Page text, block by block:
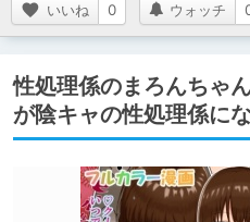
いいね 0 ウォッチ
性処理係のまろんちゃ
が陰キャの性処理係に